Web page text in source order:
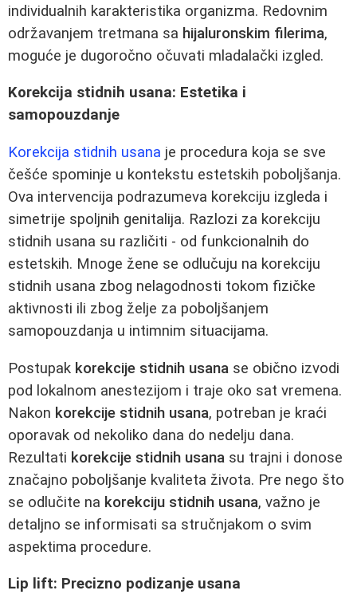
individualnih karakteristika organizma. Redovnim
održavanjem tretmana sa hijaluronskim filerima,
moguće je dugoročno očuvati mladalački izgled.
Korekcija stidnih usana: Estetika i
samopouzdanje
Korekcija stidnih usana je procedura koja se sve
češće spominje u kontekstu estetskih poboljšanja.
Ova intervencija podrazumeva korekciju izgleda i
simetrije spoljnih genitalija. Razlozi za korekciju
stidnih usana su različiti - od funkcionalnih do
estetskih. Mnoge žene se odlučuju na korekciju
stidnih usana zbog nelagodnosti tokom fizičke
aktivnosti ili zbog želje za poboljšanjem
samopouzdanja u intimnim situacijama.
Postupak korekcije stidnih usana se obično izvodi
pod lokalnom anestezijom i traje oko sat vremena.
Nakon korekcije stidnih usana, potreban je kraći
oporavak od nekoliko dana do nedelju dana.
Rezultati korekcije stidnih usana su trajni i donose
značajno poboljšanje kvaliteta života. Pre nego što
se odlučite na korekciju stidnih usana, važno je
detaljno se informisati sa stručnjakom o svim
aspektima procedure.
Lip lift: Precizno podizanje usana